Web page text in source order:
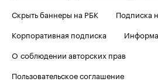
Скрыть баннеры на РБК
Подписка
Корпоративная подписка
О соблюдении авторских прав
Пользовательское соглашение